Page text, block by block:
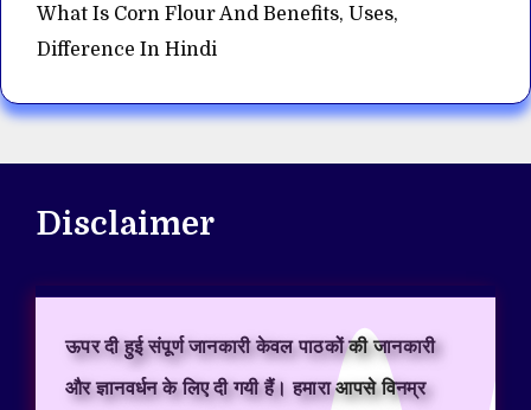
What Is Corn Flour And Benefits, Uses,
Difference In Hindi
Disclaimer
ऊपर दी हुई संपूर्ण जानकारी केवल पाठकों की जानकारी
और ज्ञानवर्धन के लिए दी गयी हैं। हमारा आपसे विनम्र